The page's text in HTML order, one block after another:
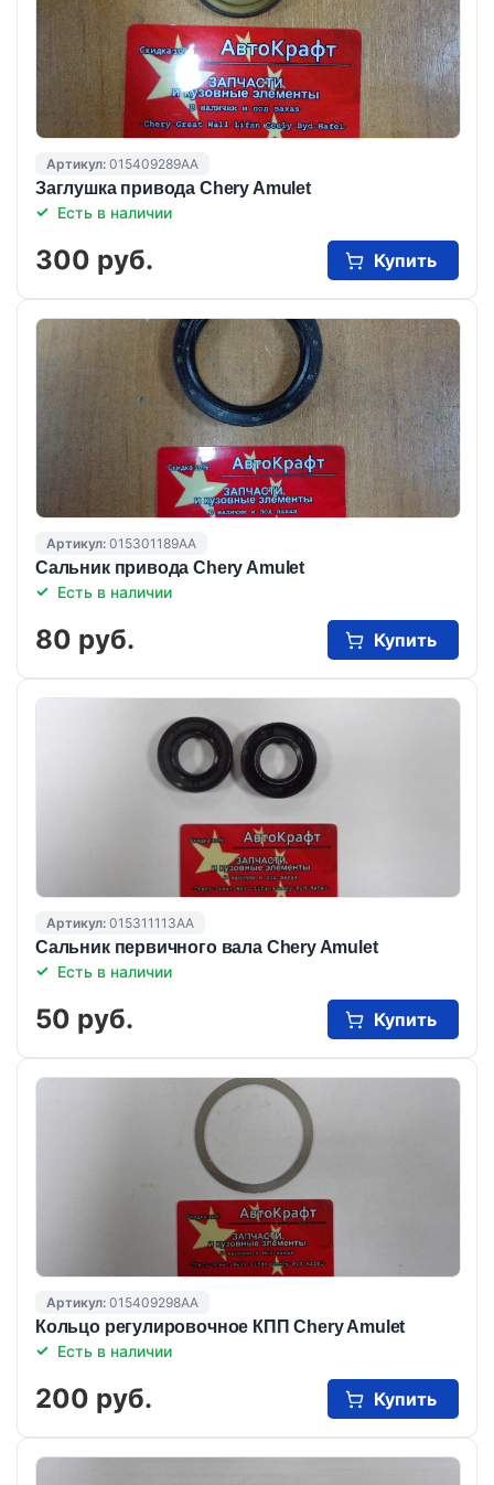
Артикул: 015409289AA
Заглушка привода Chery Amulet
Есть в наличии
300 руб. Купить
Артикул: 015301189AA
Сальник привода Chery Amulet
Есть в наличии
80 руб. Купить
Артикул: 015311113AA
Сальник первичного вала Chery Amulet
Есть в наличии
50 руб. Купить
Артикул: 015409298AA
Кольцо регулировочное КПП Chery Amulet
Есть в наличии
200 руб. Купить